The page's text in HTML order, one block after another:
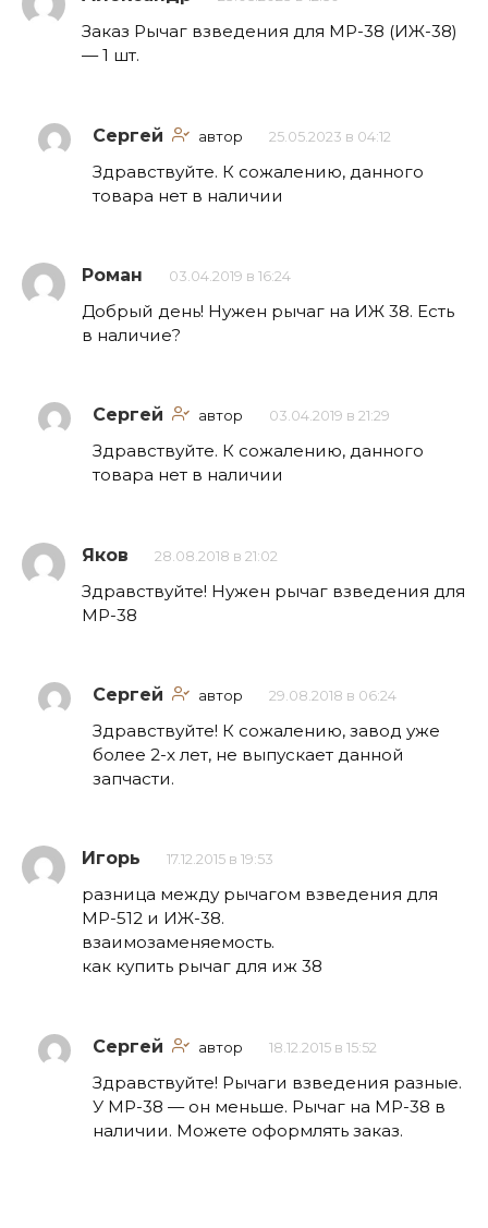
Заказ Рычаг взведения для МР-38 (ИЖ-38)
— 1 шт.
Сергей автор 25.05.2023 в 04:12
Здравствуйте. К сожалению, данного
товара нет в наличии
Роман 03.04.2019 в 16:24
Добрый день! Нужен рычаг на ИЖ 38. Есть
в наличие?
Сергей автор 03.04.2019 в 21:29
Здравствуйте. К сожалению, данного
товара нет в наличии
Яков 28.08.2018 в 21:02
Здравствуйте! Нужен рычаг взведения для
МР-38
Сергей автор 29.08.2018 в 06:24
Здравствуйте! К сожалению, завод уже
более 2-х лет, не выпускает данной
запчасти.
Игорь 17.12.2015 в 19:53
разница между рычагом взведения для
МР-512 и ИЖ-38.
взаимозаменяемость.
как купить рычаг для иж 38
Сергей автор 18.12.2015 в 15:52
Здравствуйте! Рычаги взведения разные.
У МР-38 — он меньше. Рычаг на МР-38 в
наличии. Можете оформлять заказ.